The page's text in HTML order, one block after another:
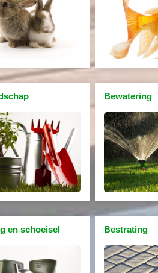
Bewatering
en schoeisel Bestrating